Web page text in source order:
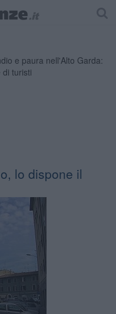
lo dispone il